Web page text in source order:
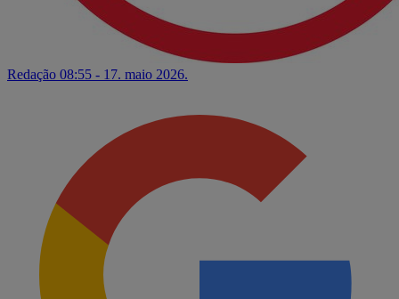
Redação 08:55 - 17. maio 2026.